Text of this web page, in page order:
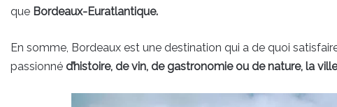
que Bordeaux-Euratlantique.
En somme, Bordeaux est une destination qui a de quoi
passionné d’histoire, de vin, de gastronomie ou de nature, la ville